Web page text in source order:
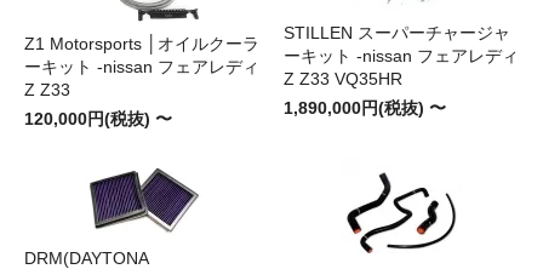
Z1 Motorsports │オイルクーラ
ーキット -nissan フェアレディ
Z Z33
120,000円(税抜) 〜
STILLEN スーパーチャージャ
ーキット -nissan フェアレディ
Z Z33 VQ35HR
1,890,000円(税抜) 〜
DRM(DAYTONA